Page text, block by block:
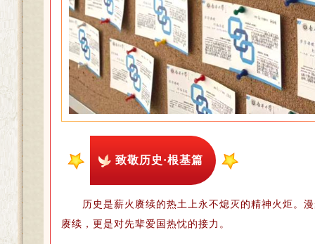
致敬历史·根基篇
历史是薪火赓续的热土上永不熄灭的精神火炬。
赓续，更是对先辈爱国热忱的接力。